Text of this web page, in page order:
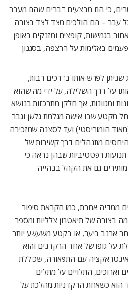
כי הם מבצעים דברים שהם מעבר
עבר – הם הולכים מצד לצד בצורה
בגמישות, קופצים ומזנקים באופן
באלימות על הרצפה, בסגנון
לפרש אותו בדרכים רבות,
על דרך השלילה, על ידי מה שהוא
ומגוונות, אך חלקן מתרכזות בנושא
מקטע שבו אישה מגלמת גלשן וגבר
הומוריסטי) ועד לסצנה שמזכירה
היחסים מתנהלים דרך קשירות של
רפטטיביות שבהן נראה כי
גם את הקהל בבהייה
ממדיה אחרת, כמו הקראת סיפור
בצורה של תיאטרון צלליות ומספר
ארנב ביער, או בקטע משעשע יותר
על גופו של אחד הרקדנים והוא
עם התפאורה, שכוללת
וארוכים, התלויים על מתלים
הוא כשאחת הרקדניות מהלכת על